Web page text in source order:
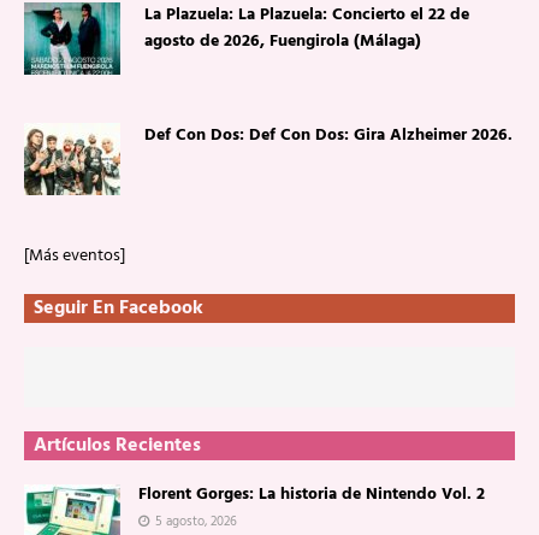
La Plazuela: La Plazuela: Concierto el 22 de
agosto de 2026, Fuengirola (Málaga)
Def Con Dos: Def Con Dos: Gira Alzheimer 2026.
[Más eventos]
Seguir En Facebook
Artículos Recientes
Florent Gorges: La historia de Nintendo Vol. 2
5 agosto, 2026